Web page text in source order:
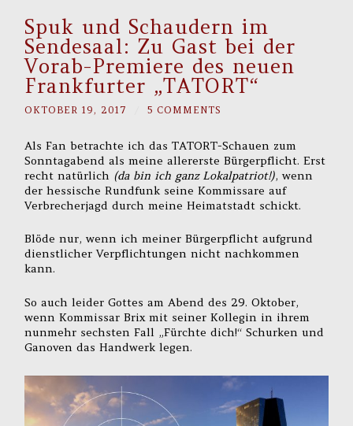
Spuk und Schaudern im
Sendesaal: Zu Gast bei der
Vorab-Premiere des neuen
Frankfurter „TATORT“
OKTOBER 19, 2017 5 COMMENTS
Als Fan betrachte ich das TATORT-Schauen zum
Sonntagabend als meine allererste Bürgerpflicht. Erst
recht natürlich (da bin ich ganz Lokalpatriot!), wenn
der hessische Rundfunk seine Kommissare auf
Verbrecherjagd durch meine Heimatstadt schickt.
Blöde nur, wenn ich meiner Bürgerpflicht aufgrund
dienstlicher Verpflichtungen nicht nachkommen
kann.
So auch leider Gottes am Abend des 29. Oktober,
wenn Kommissar Brix mit seiner Kollegin in ihrem
nunmehr sechsten Fall „Fürchte dich!“ Schurken und
Ganoven das Handwerk legen.